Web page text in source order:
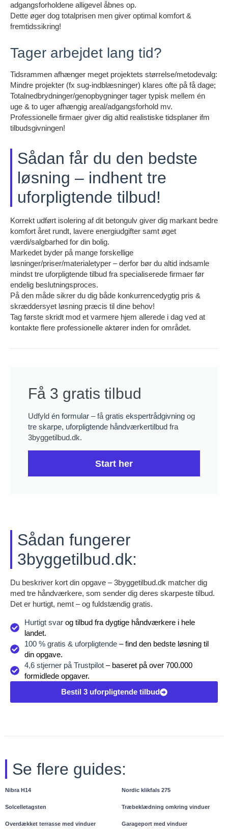
adgangsforholdene alligevel åbnes op.
Dette øger dog totalprisen men giver optimal komfort &
fremtidssikring!
Tager arbejdet lang tid?
Tidsrammen afhænger meget projektets størrelse/metodevalg:
Mindre projekter (fx sug-indblæsninger) klares ofte på få dage;
Totalnedbrydninger/genopbygninger tager typisk mellem én
uge & to uger afhængig areal/adgangsforhold mv.
Professionelle firmaer giver dig altid realistiske tidsplaner ifm
tilbudsgivningen!
Sådan får du den bedste
løsning – indhent tre
uforpligtende tilbud!
Korrekt udført isolering af dit betongulv giver dig markant bedre
komfort året rundt, lavere energiudgifter samt øget
værdi/salgbarhed for din bolig.
Markedet byder på mange forskellige
løsninger/priser/materialetyper – derfor bør du altid indsamle
mindst tre uforpligtende tilbud fra specialiserede firmaer før
endelig beslutningsproces.
På den måde sikrer du dig både konkurrencedygtig pris &
skræddersyet løsning præcis til dine behov!
Tag første skridt mod et varmere hjem allerede i dag ved at
kontakte flere professionelle aktører inden for området.
Få 3 gratis tilbud
Udfyld én formular – få gratis ekspertrådgivning og
tre skarpe, uforpligtende håndværkertilbud fra
3byggetilbud.dk.
Start her
Sådan fungerer
3byggetilbud.dk:
Du beskriver kort din opgave – 3byggetilbud.dk matcher dig
med tre håndværkere, som sender dig deres skarpeste tilbud.
Det er hurtigt, nemt – og fuldstændig gratis.
Hurtigt svarog tilbud fra dygtige håndværkere i hele
landet.
100 % gratis & uforpligtende– find den bedste løsning til
din opgave.
4,6 stjerner på Trustpilot– baseret på over 700.000
formidlede opgaver.
Bestil 3 uforpligtende tilbud
Se flere guides:
Nibra H14 Nordic klikfals 275
Solcelletagsten Træbeklædning omkring vinduer
Overdækket terrasse med vinduer Garageport med vinduer